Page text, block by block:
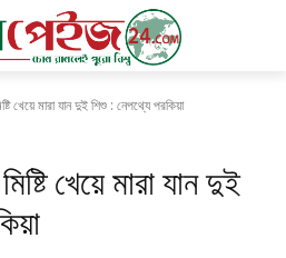
খেয়ে মারা যান দুই শিশু : নেপথ্যে পরকিয়া
খেয়ে মারা যান দুই